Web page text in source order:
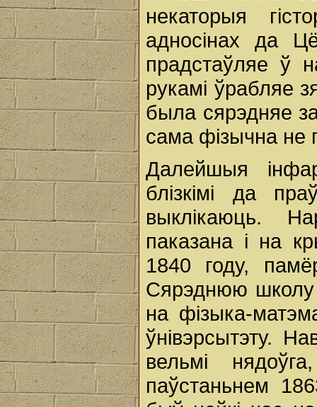
некаторыя
адносінах да
прадстаўляе ў
рукамі ўрабляе
была сярэдняе
сама фізычна не
Далейшыя
блізкімі да
выклікаюць.
паказана і на
1840 году,
Сярэднюю школу
на фізыка-
ўнівэрсытэту.
вельмі
паўстаньнем